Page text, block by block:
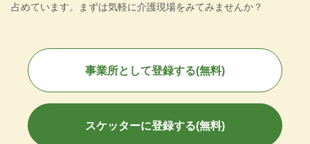
占めています。まずは気軽に介護現場をみてみませんか？
事業所として登録する(無料)
スケッターに登録する(無料)